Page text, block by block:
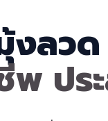
งลว
พ ป